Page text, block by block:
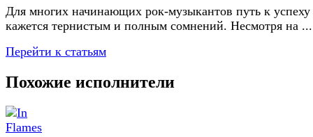
Для многих начинающих рок-музыкантов путь к успеху
кажется тернистым и полным сомнений. Несмотря на ...
Перейти к статьям
Похожие исполнители